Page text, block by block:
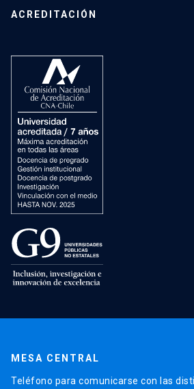
ACREDITACIÓN
MESA CENTRAL
Teléfono para comunicarse con las